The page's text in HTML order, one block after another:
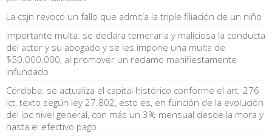
La csjn revocó un fallo que admitía la triple filiación de un niño
Importante multa: se declara temeraria y maliciosa la conducta
del actor y su abogado y se les impone una multa de
$50.000.000, al promover un reclamo manifiestamente
infundado
Córdoba: se actualiza el capital histórico conforme el art. 276
lct, texto según ley 27.802, esto es, en función de la evolución
del ipc nivel general, con más un 3% mensual desde la mora y
hasta el efectivo pago